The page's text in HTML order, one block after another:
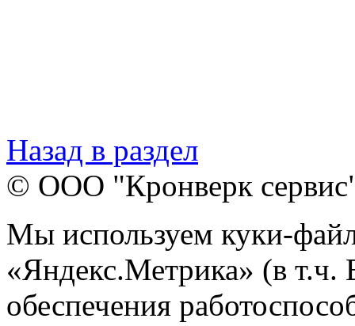
Назад в раздел
© ООО "Кронверк
Мы используем куки-
«Яндекс.Метрика» (в т.ч.
обеспечения